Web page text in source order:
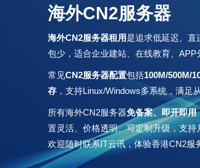
海外CN2服务器
海外CN2服务器租用是追求低延迟、直
包少，适合企业建站、在线教育、APP
常见CN2服务器配置包括100M/500M/
存 ，支持Linux/Windows多系统，满足
所有海外CN2服务器免备案、即开即用
置灵活、价格透明、可定制升级，支
欢迎随时联系IT云讯，体验香港CN2服